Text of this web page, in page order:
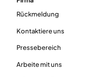
Rückmeldung
Kontaktiere uns
Pressebereich
Arbeite mit uns